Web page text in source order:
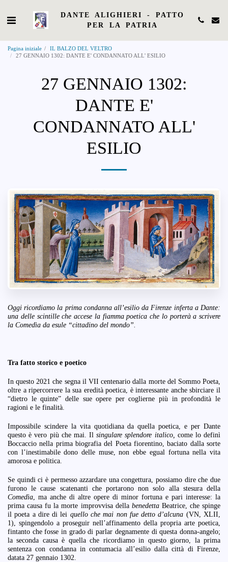
DANTE ALIGHIERI - PATTO
PER LA PATRIA
Pagina iniziale
IL BALZO DEL VELTRO
27 GENNAIO 1302: DANTE E' CONDANNATO ALL' ESILIO
27 GENNAIO 1302:
DANTE E'
CONDANNATO ALL'
ESILIO
Oggi ricordiamo la prima condanna all’esilio da Firenze inferta a Dante:
una delle scintille che accese la fiamma poetica che lo porterà a scrivere
la Comedìa da esule “cittadino del mondo”.
Tra fatto storico e poetico
In questo 2021 che segna il VII centenario dalla morte del Sommo Poeta,
oltre a ripercorrere la sua eredità poetica, è interessante anche sbirciare il
“dietro le quinte” delle sue opere per coglierne più in profondità le
ragioni e le finalità.
Impossibile scindere la vita quotidiana da quella poetica, e per Dante
questo è vero più che mai. Ilsingulare splendore italico, come lo definì
Boccaccio nella prima biografia del Poeta fiorentino, baciato dalla sorte
con l’inestimabile dono delle muse, non ebbe egual fortuna nella vita
amorosa e politica.
Se quindi ci è permesso azzardare una congettura, possiamo dire che due
furono le cause scatenanti che portarono non solo alla stesura della
Comedìa , ma anche di altre opere di minor fortuna e pari interesse: la
prima causa fu la morte improvvisa della benedettaBeatrice, che spinge
il poeta a dire di lei quello che mai non fue detto d’alcuna (VN, XLII,
1), spingendolo a proseguir nell’affinamento della propria arte poetica,
fintanto che fosse in grado di parlar degnamente di questa donna-angelo;
la seconda causa è quella che ricordiamo in questo giorno, la prima
sentenza con condanna in contumacia all’esilio dalla città di Firenze,
datata 27 gennaio 1302.